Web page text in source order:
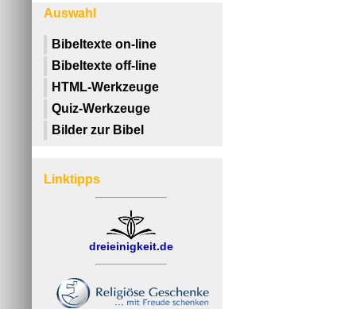
Auswahl
Bibeltexte on-line
Bibeltexte off-line
HTML-Werkzeuge
Quiz-Werkzeuge
Bilder zur Bibel
Linktipps
dreieinigkeit.de